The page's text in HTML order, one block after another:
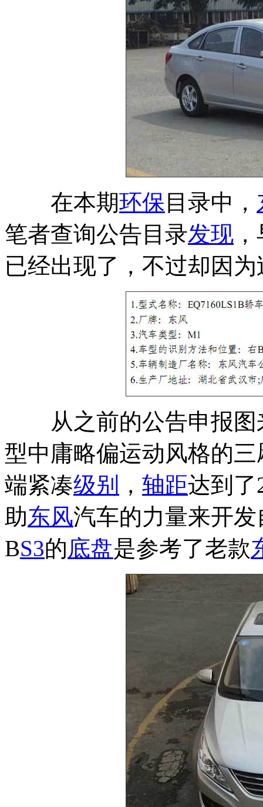
在本期环保 目录中，
笔者查询公告目录发现
已经出现了，不过却因
从之前的公告申报图
型中庸略偏运动风格的
端紧凑级别 ， 轴距达到了
助东风汽车的力量来开发
BS3的底盘是参考了老款